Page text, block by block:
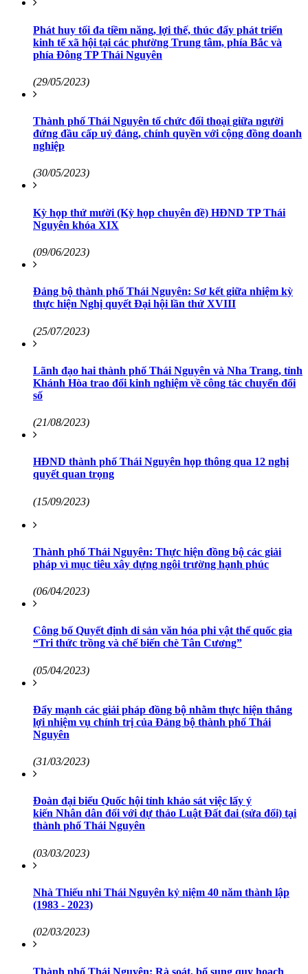
Phát huy tối đa tiềm năng, lợi thế, thúc đẩy phát triển
kinh tế xã hội tại các phường Trung tâm, phía Bắc và
phía Đông TP Thái Nguyên
(29/05/2023)
Thành phố Thái Nguyên tổ chức đối thoại giữa người
đứng đầu cấp uỷ đảng, chính quyền với cộng đồng doanh
nghiệp
(30/05/2023)
Kỳ họp thứ mười (Kỳ họp chuyên đề) HĐND TP Thái
Nguyên khóa XIX
(09/06/2023)
Đảng bộ thành phố Thái Nguyên: Sơ kết giữa nhiệm kỳ
thực hiện Nghị quyết Đại hội lần thứ XVIII
(25/07/2023)
Lãnh đạo hai thành phố Thái Nguyên và Nha Trang, tỉnh
Khánh Hòa trao đổi kinh nghiệm về công tác chuyển đổi
số
(21/08/2023)
HĐND thành phố Thái Nguyên họp thông qua 12 nghị
quyết quan trọng
(15/09/2023)
Thành phố Thái Nguyên: Thực hiện đồng bộ các giải
pháp vì mục tiêu xây dựng ngôi trường hạnh phúc
(06/04/2023)
Công bố Quyết định di sản văn hóa phi vật thể quốc gia
“Tri thức trồng và chế biến chè Tân Cương”
(05/04/2023)
Đẩy mạnh các giải pháp đồng bộ nhằm thực hiện thắng
lợi nhiệm vụ chính trị của Đảng bộ thành phố Thái
Nguyên
(31/03/2023)
Đoàn đại biểu Quốc hội tỉnh khảo sát việc lấy ý
kiến Nhân dân đối với dự thảo Luật Đất đai (sửa đổi) tại
thành phố Thái Nguyên
(03/03/2023)
Nhà Thiếu nhi Thái Nguyên kỷ niệm 40 năm thành lập
(1983 - 2023)
(02/03/2023)
Thành phố Thái Nguyên: Rà soát, bổ sung quy hoạch